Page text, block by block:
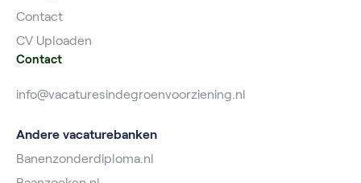
Contact
CV Uploaden
Contact
info@vacaturesindegroenvoorziening.nl
Andere vacaturebanken
Banenzonderdiploma.nl